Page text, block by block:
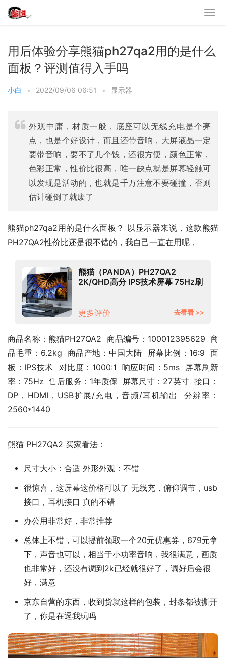
用后体验分享熊猫ph27qa2用的是什么
面板？评测值得入手吗
小白 • 2022/09/06 06:51 • 显示器
外观中庸，材质一般，底座可以无线充电是个亮
点，也是个好设计，而且还带音响，大屏液晶一定
要带音响，要不了几个钱，还很方便，颜色正常，
色彩正常，性价比很高，唯一缺点就是屏幕轻触可
以发现是活动的，也就是千万注意不要碰撞，否则
估计碰倒了就废了
熊猫ph27qa2用的是什么面板？ 以显示器来说，这款熊猫
PH27QA2性价比还是很不错的，我自己一直在用呢，
熊猫（PANDA）PH27QA2
2K/QHD高分 IPS技术屏幕 75Hz刷
更多评价
去看看 >>
商品名称：熊猫PH27QA2  商品编号：100012395629  商
品毛重：6.2kg  商品产地：中国大陆  屏幕比例：16:9  面
板：IPS技术  对比度：1000:1  响应时间：5ms  屏幕刷新
率：75Hz  售后服务：1年质保  屏幕尺寸：27英寸  接口：
DP，HDMI，USB扩展/充电，音频/耳机输出  分辨率：
2560*1440
熊猫 PH27QA2 买家看法：
尺寸大小：合适 外形外观：不错
很惊喜，这屏幕这价格可以了 无线充，俯仰调节，usb
接口，耳机接口 真的不错
办公用非常好，非常推荐
总体上不错，可以提前领取一个20元优惠券，679元拿
下，声音也可以，相当于小功率音响，我很满意，画质
也非常好，还没有调到2k已经就很好了，调好后会很
好，满意
京东自营的东西，收到货就这样的包装，封条都被撕开
了，你是在逗我玩吗